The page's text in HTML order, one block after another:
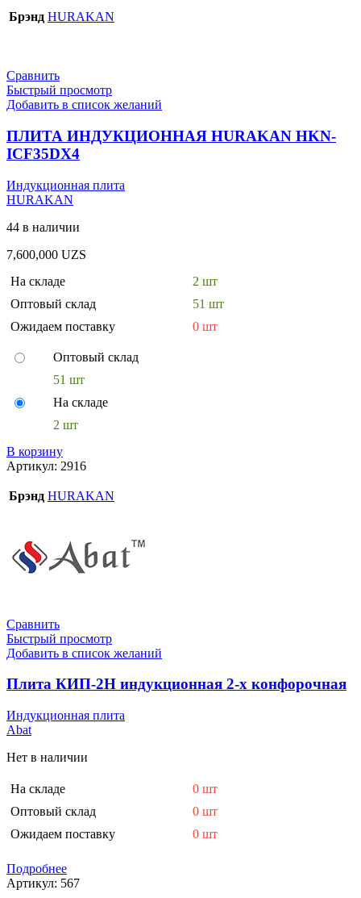
Брэнд HURAKAN
Сравнить
Быстрый просмотр
Добавить в список желаний
ПЛИТА ИНДУКЦИОННАЯ HURAKAN HKN-
ICF35DX4
Индукционная плита
HURAKAN
44 в наличии
7,600,000 UZS
На складе
2 шт
Оптовый склад
51 шт
Ожидаем поставку
0 шт
Оптовый склад
51 шт
На складе
2 шт
В корзину
Артикул: 2916
Брэнд HURAKAN
Сравнить
Быстрый просмотр
Добавить в список желаний
Плита КИП-2Н индукционная 2-х конфорочная
Индукционная плита
Abat
Нет в наличии
На складе
0 шт
Оптовый склад
0 шт
Ожидаем поставку
0 шт
Подробнее
Артикул: 567